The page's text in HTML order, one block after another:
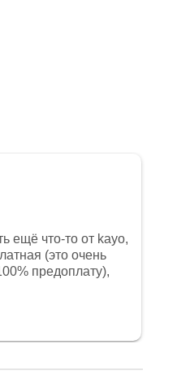
ещё что-то от kayo,
(это очень
предоплату),
детально всё